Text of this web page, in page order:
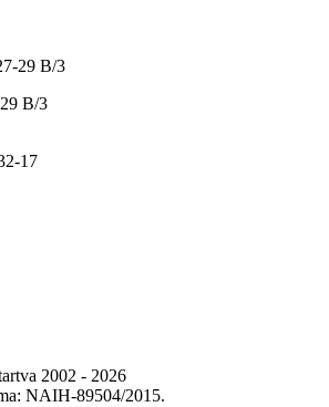
B/3
17
2002 - 2026
NAIH-89504/2015.